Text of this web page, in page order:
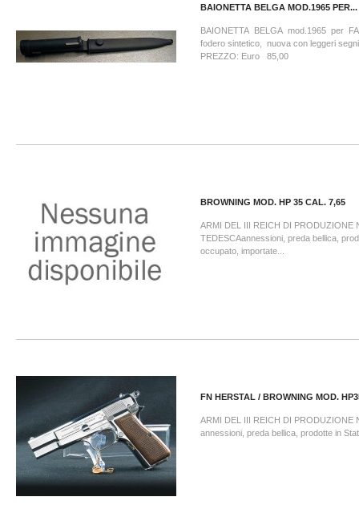
BAIONETTA BELGA MOD.1965 PER...
BAIONETTA BELGA mod.1965 per
fodero sintetico, nuova con leggeri
PREZZO: Euro 85,00
BROWNING MOD. HP 35 CAL. 7,65
ARMI DEL III REICH DI PRODUZIONE
TEDESCAannessioni, preda bellica,
occupato, importate...
FN HERSTAL / BROWNING MOD.
ARMI DEL III REICH DI PRODUZIONE
annessioni, preda bellica, prodotte in